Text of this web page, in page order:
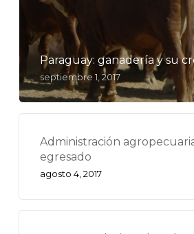
Paraguay: ganadería y su
septiembre 1, 2017
Administración
egresado
agosto 4, 2017